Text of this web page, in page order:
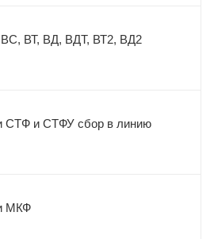
ВС, ВТ, ВД, ВДТ, ВТ2, ВД2
СТФ и СТФУ сбор в линию
МКФ